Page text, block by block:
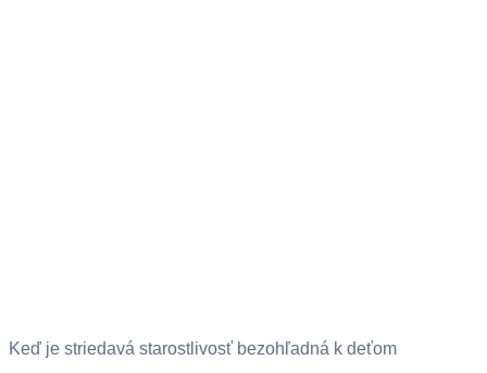
Keď je striedavá starostlivosť bezohľadná k deťom